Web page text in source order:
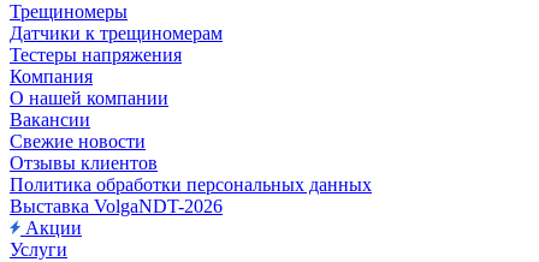
Трещиномеры
Датчики к трещиномерам
Тестеры напряжения
Компания
О нашей компании
Вакансии
Свежие новости
Отзывы клиентов
Политика обработки персональных данных
Выставка VolgaNDT-2026
Акции
Услуги